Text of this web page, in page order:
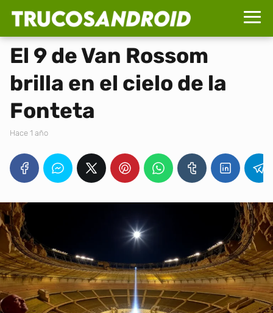
El 9 de Van Rossom
brilla en el cielo de la
Fonteta
hace 1 año